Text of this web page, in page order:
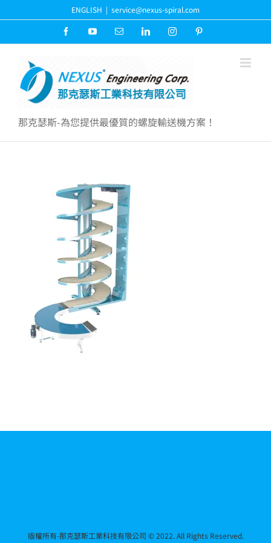
to
ENGLISH | service@nexus-spiral.com
FacebookYouTubeEmail: LinkedInInstagram
那克瑟斯-為您提供最優質的螺旋輸送機方案！
版權所有-那克瑟斯工業科技有限公司 © 2022. All Rights Reserved.